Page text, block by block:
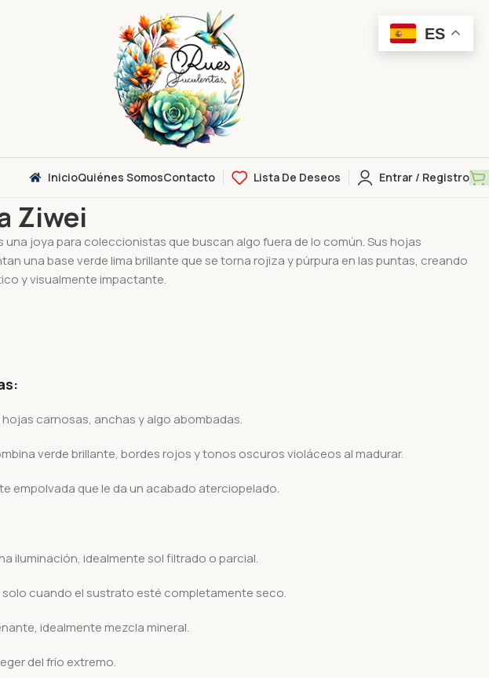
InicioQuiénes SomosContacto Lista De Deseos Entrar / Registro
Ziwei
una joya para coleccionistas que buscan algo fuera de lo común. Sus hojas
una base verde lima brillante que se torna rojiza y púrpura en las puntas, creando
y visualmente impactante.
carnosas, anchas y algo abombadas.
verde brillante, bordes rojos y tonos oscuros violáceos al madurar.
empolvada que le da un acabado aterciopelado.
iluminación, idealmente sol filtrado o parcial.
solo cuando el sustrato esté completamente seco.
idealmente mezcla mineral.
del frío extremo.
ES